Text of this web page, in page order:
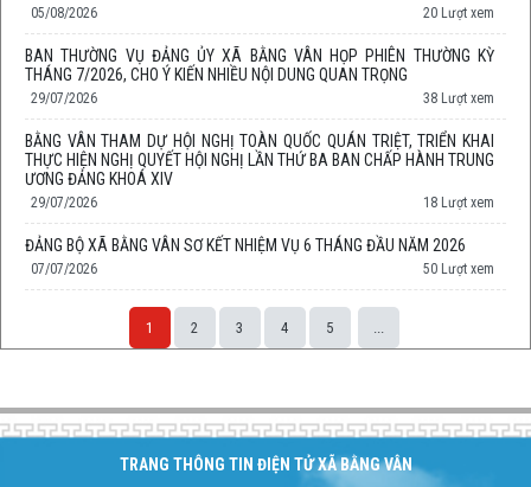
05/08/2026 20 Lượt xem
BAN THƯỜNG VỤ ĐẢNG ỦY XÃ BẰNG VÂN HỌP PHIÊN THƯỜNG KỲ
THÁNG 7/2026, CHO Ý KIẾN NHIỀU NỘI DUNG QUAN TRỌNG
29/07/2026 38 Lượt xem
BẰNG VÂN THAM DỰ HỘI NGHỊ TOÀN QUỐC QUÁN TRIỆT, TRIỂN KHAI
THỰC HIỆN NGHỊ QUYẾT HỘI NGHỊ LẦN THỨ BA BAN CHẤP HÀNH TRUNG
ƯƠNG ĐẢNG KHOÁ XIV
29/07/2026 18 Lượt xem
ĐẢNG BỘ XÃ BẰNG VÂN SƠ KẾT NHIỆM VỤ 6 THÁNG ĐẦU NĂM 2026
07/07/2026 50 Lượt xem
1 2 3 4 5
TRANG THÔNG TIN ĐIỆN TỬ XÃ BẰNG VÂN